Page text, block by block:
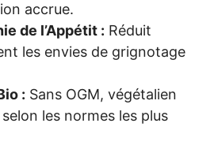
accrue.
de l’Appétit : Réduit
les envies de grignotage
: Sans OGM, végétalien
les normes les plus